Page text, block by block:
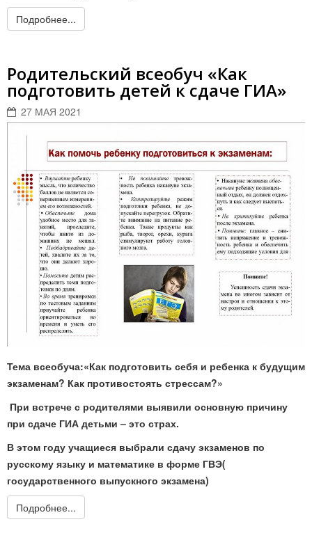
Подробнее...
Родительский всеобуч «Как
подготовить детей к сдаче ГИА»
27 МАЯ 2021
Тема всеобуча:«Как подготовить себя и ребенка к будущим
экзаменам? Как противостоять стрессам?»
При встрече с родителями выявили основную причину
при сдаче ГИА детьми – это страх.
В этом году учащиеся выбрали сдачу экзаменов по
русскому языку и математике в форме ГВЭ(
государственного выпускного экзамена)
Подробнее...